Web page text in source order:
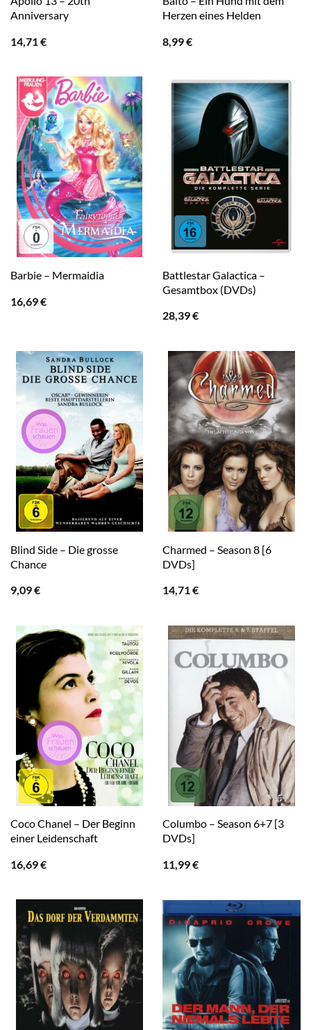
Anniversary
14,71 €
Herzen eines Helden
8,99€
Barbie – Mermaidia
16,69€
Battlestar Galactica –
Gesamtbox (DVDs)
28,39€
Blind Side – Die grosse
Chance
9,09€
Charmed – Season 8 [6
DVDs]
14,71€
Coco Chanel – Der Beginn
einer Leidenschaft
16,69€
Columbo – Season 6+7 [3
DVDs]
11,99€